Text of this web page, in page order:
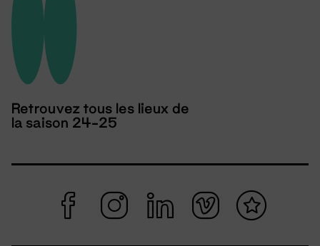
Retrouvez tous les lieux de
la saison 24-25